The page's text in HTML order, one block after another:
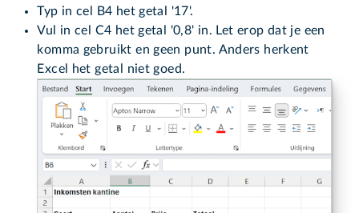
Typ in cel B4 het getal '17'.
Vul in cel C4 het getal '0,8' in. Let erop dat je een
komma gebruikt en geen punt. Anders herkent
Excel het getal niet goed.